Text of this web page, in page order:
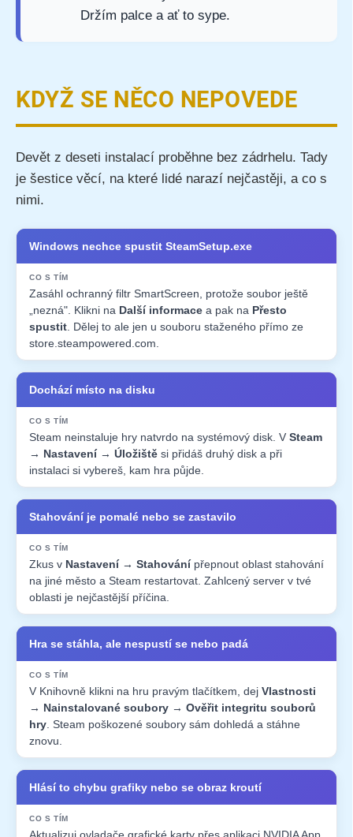
Držím palce a ať to sype.
KDYŽ SE NĚCO NEPOVEDE
Devět z deseti instalací proběhne bez zádrhelu. Tady
je šestice věcí, na které lidé narazí nejčastěji, a co s
nimi.
Co se děje Co s tím
Windows nechce spustit SteamSetup.exe
Zasáhl ochranný filtr SmartScreen, protože soubor ještě
„nezná". Klikni na Další informace a pak na Přesto
spustit . Dělej to ale jen u souboru staženého přímo ze
store.steampowered.com.
Dochází místo na disku
Steam neinstaluje hry natvrdo na systémový disk. V Steam
→ Nastavení → Úložiště si přidáš druhý disk a při
instalaci si vybereš, kam hra půjde.
Stahování je pomalé nebo se zastavilo
Zkus v Nastavení → Stahovánípřepnout oblast stahování
na jiné město a Steam restartovat. Zahlcený server v tvé
oblasti je nejčastější příčina.
Hra se stáhla, ale nespustí se nebo padá
V Knihovně klikni na hru pravým tlačítkem, dej Vlastnosti
→ Nainstalované soubory → Ověřit integritu souborů
hry . Steam poškozené soubory sám dohledá a stáhne
znovu.
Hlásí to chybu grafiky nebo se obraz kroutí
Aktualizuj ovladače grafické karty přes aplikaci NVIDIA App